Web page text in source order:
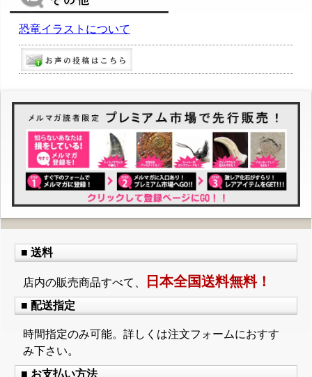
恐竜イラストについて
■ 送料
店内の販売商品すべて、 日本全国送料無料！
■ 配送指定
時間指定のみ可能。詳しくは注文フォームにおすす
み下さい。
■ お支払い方法